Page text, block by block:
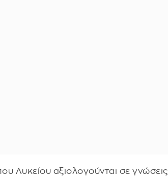
Λυκείου αξιολογούνται σε γνώσεις